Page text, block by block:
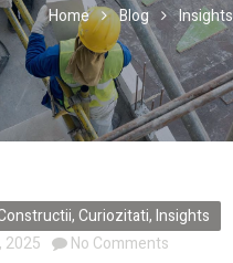
Home Blog Insights
,Curiozitati,Insights
2025
No Comments